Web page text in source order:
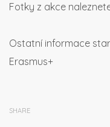
Fotky z akce
Ostatní informace
Erasmus+
SHARE